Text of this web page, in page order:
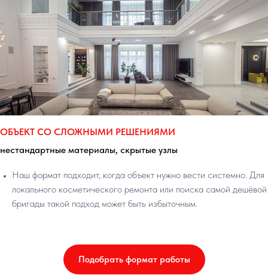
ОБЪЕКТ СО СЛОЖНЫМИ РЕШЕНИЯМИ
нестандартные материалы, скрытые узлы
Наш формат подходит, когда объект нужно вести системно. Для
локального косметического ремонта или поиска самой дешёвой
бригады такой подход может быть избыточным.
Подобрать формат работы